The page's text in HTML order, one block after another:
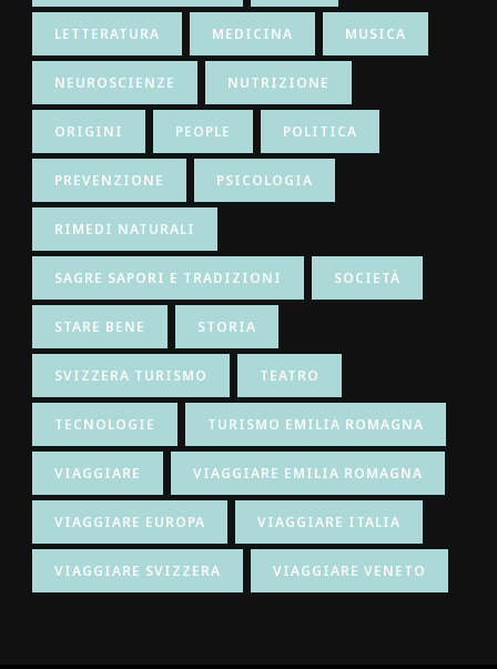
LETTERATURA MEDICINA MUSICA
NEUROSCIENZE NUTRIZIONE
ORIGINI PEOPLE POLITICA
PREVENZIONE PSICOLOGIA
RIMEDI NATURALI
SAGRE SAPORI E TRADIZIONI SOCIETÀ
STARE BENE STORIA
SVIZZERA TURISMO TEATRO
TECNOLOGIE TURISMO EMILIA ROMAGNA
VIAGGIARE VIAGGIARE EMILIA ROMAGNA
VIAGGIARE EUROPA VIAGGIARE ITALIA
VIAGGIARE SVIZZERA VIAGGIARE VENETO